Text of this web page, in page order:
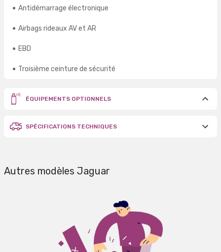
Antidémarrage électronique
Airbags rideaux AV et AR
EBD
Troisième ceinture de sécurité
ÉQUIPEMENTS OPTIONNELS
SPÉCIFICATIONS TECHNIQUES
Autres modèles Jaguar